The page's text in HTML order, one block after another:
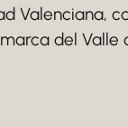
Valenciana,
del Valle